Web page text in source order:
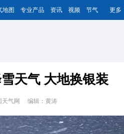
地图 专业产品 资讯 视频 节气 更多
天气 大地换银装
天气网 编辑：黄涛